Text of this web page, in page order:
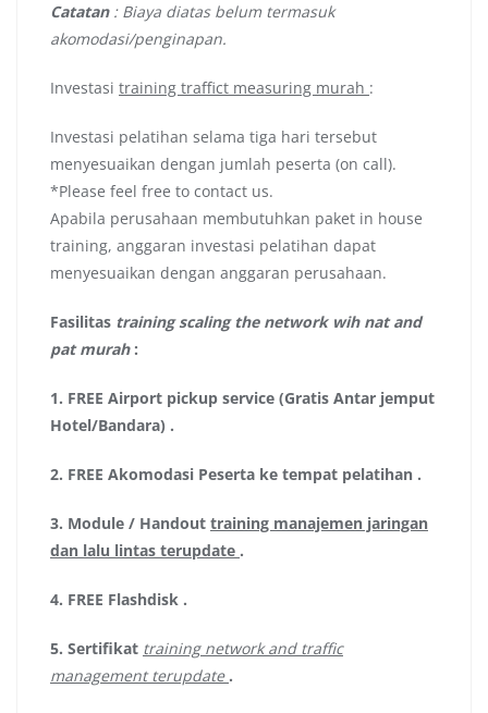
Catatan : Biaya diatas belum termasuk
akomodasi/penginapan.
Investasi training traffict measuring murah :
Investasi pelatihan selama tiga hari tersebut
menyesuaikan dengan jumlah peserta (on call).
*Please feel free to contact us.
Apabila perusahaan membutuhkan paket in house
training, anggaran investasi pelatihan dapat
menyesuaikan dengan anggaran perusahaan.
Fasilitas training scaling the network wih nat and
pat murah :
1. FREE Airport pickup service (Gratis Antar jemput
Hotel/Bandara) .
2. FREE Akomodasi Peserta ke tempat pelatihan .
3. Module / Handout training manajemen jaringan
dan lalu lintas terupdate .
4. FREE Flashdisk .
5. Sertifikat training network and traffic
management terupdate .